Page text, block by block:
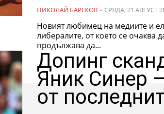
НИКОЛАЙ БАРЕКОВ - СРЯДА, 21 АВГУСТ
Новият любимец на медиите и
либералите, от което се очаква
продължава да...
Допинг
Яник Синер
от